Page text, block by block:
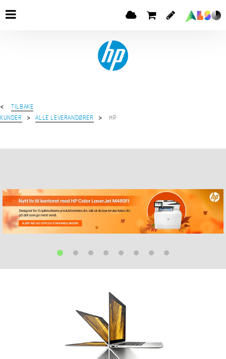
TILBAKE
KUNDER
ALLE LEVERANDØRER HP